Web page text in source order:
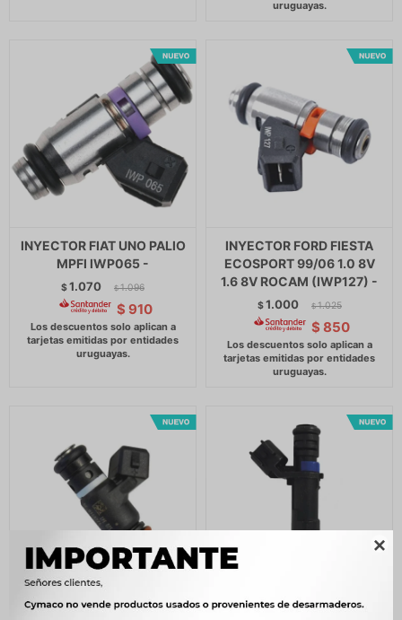

INYECTOR FIAT UNO PALIO
MPFI IWP065 -
$1.070 $ 1.096
$ 910
INYECTOR FORD FIESTA
ECOSPORT 99/06 1.0 8V
1.6 8V ROCAM (IWP127) -
$1.000 $ 1.025
$ 850
INYECTOR FIAT ARGO
INYECTOR VICTORY